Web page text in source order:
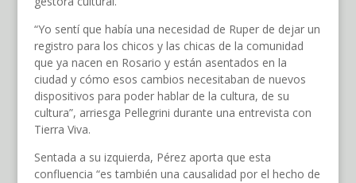
“Yo sentí que había una necesidad de Ruper de dejar un
registro para los chicos y las chicas de la comunidad
que ya nacen en Rosario y están asentados en la
ciudad y cómo esos cambios necesitaban de nuevos
dispositivos para poder hablar de la cultura, de su
cultura”, arriesga Pellegrini durante una entrevista con
Tierra Viva.
Sentada a su izquierda, Pérez aporta que esta
confluencia “es también una causalidad por el hecho de